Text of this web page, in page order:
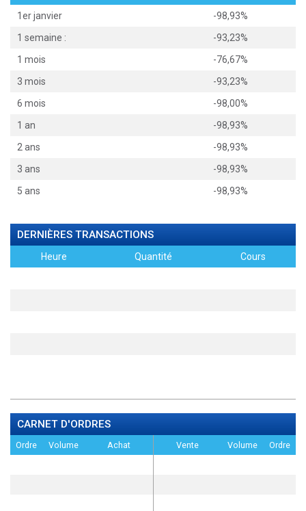
1er janvier
-98,93%
1 semaine :
-93,23%
1 mois
-76,67%
3 mois
-93,23%
6 mois
-98,00%
1 an
-98,93%
2 ans
-98,93%
3 ans
-98,93%
5 ans
-98,93%
DERNIÈRES TRANSACTIONS
Heure Quantité Cours
CARNET D'ORDRES
Ordre Volume Achat Vente Volume Ordre